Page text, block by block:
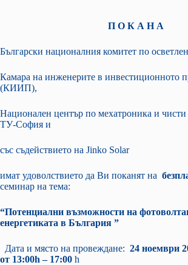
П О К А Н А
Български националния комитет по
Камара на инженерите в инвестиционното
(КИИП),
Национален център по мехатроника и
ТУ-София и
със съдействието на Jinko Solar
имат удоволствието да Ви поканят на
семинар на тема:
“Потенциални възможности на
енергетиката в България ”
Дата и място на провеждане: 24 ноември
от 13:00h – 17:00 h